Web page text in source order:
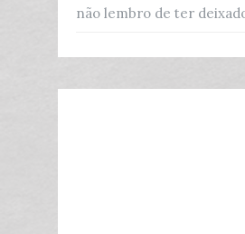
não lembro de ter